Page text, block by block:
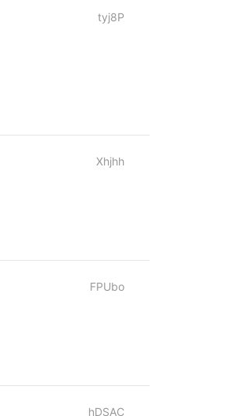
tyj8P
Xhjhh
FPUbo
hDSAC